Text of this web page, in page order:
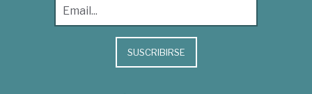
SUSCRIBIRSE